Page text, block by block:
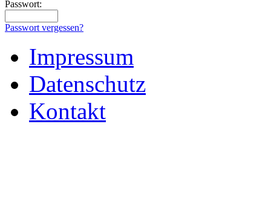
Passwort:
Passwort vergessen?
Impressum
Datenschutz
Kontakt